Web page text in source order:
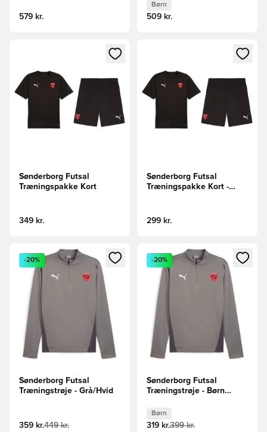
579 kr.
Børn
509 kr.
Åbner en Modal til at logge ind eller tilmelde dig som
Sønderborg Futsal
Træningspakke Kort
349 kr.
Åbner en Modal til at logge
Sønderborg Futsal
Træningspakke Kort -
299 kr.
Åbner en Modal til at logge ind eller tilmelde dig som
-20%
Sønderborg Futsal
Træningstrøje - Grå/Hvid
359 kr.449 kr.
Åbner en Modal til at logge
-20%
Sønderborg Futsal
Træningstrøje - Børn
Børn
319 kr.399 kr.